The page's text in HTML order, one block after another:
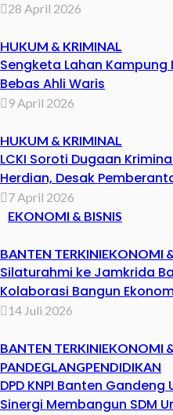
28 April 2026
HUKUM & KRIMINAL
Sengketa Lahan Kampung
Bebas Ahli Waris
9 April 2026
HUKUM & KRIMINAL
LCKI Soroti Dugaan
Herdian, Desak
7 April 2026
EKONOMI & BISNIS
BANTEN TERKINIEKONOMI
Silaturahmi ke Jamkrida
Kolaborasi Bangun
14 Juli 2026
BANTEN TERKINIEKONOMI
PANDEGLANGPENDIDIKAN
DPD KNPI Banten
Sinergi Membangun SDM